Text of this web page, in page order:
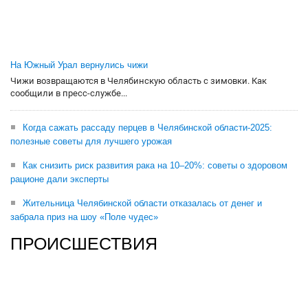
На Южный Урал вернулись чижи
Чижи возвращаются в Челябинскую область с зимовки. Как
сообщили в пресс-службе...
Когда сажать рассаду перцев в Челябинской области-2025:
полезные советы для лучшего урожая
Как снизить риск развития рака на 10–20%: советы о здоровом
рационе дали эксперты
Жительница Челябинской области отказалась от денег и
забрала приз на шоу «Поле чудес»
ПРОИСШЕСТВИЯ